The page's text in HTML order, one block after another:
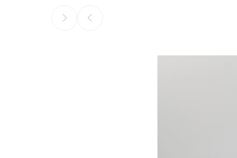
הקודם הבא